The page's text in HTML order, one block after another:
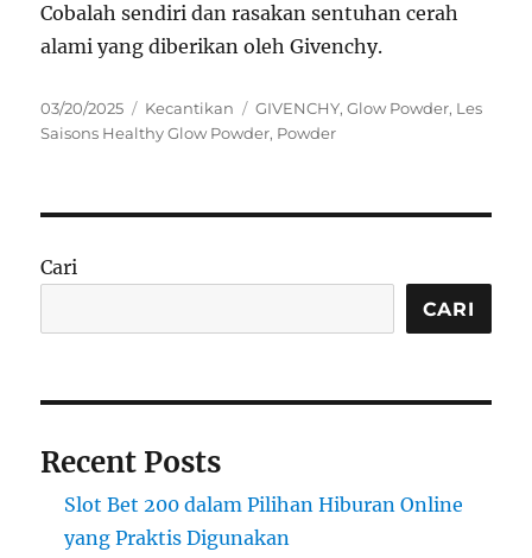
Cobalah sendiri dan rasakan sentuhan cerah
alami yang diberikan oleh Givenchy.
Posted
on
03/20/2025 Categories
Kecantikan Tags
GIVENCHY,Glow Powder, Les
Saisons Healthy Glow Powder, Powder
Cari
CARI
Recent Posts
Slot Bet 200 dalam Pilihan Hiburan Online
yang Praktis Digunakan